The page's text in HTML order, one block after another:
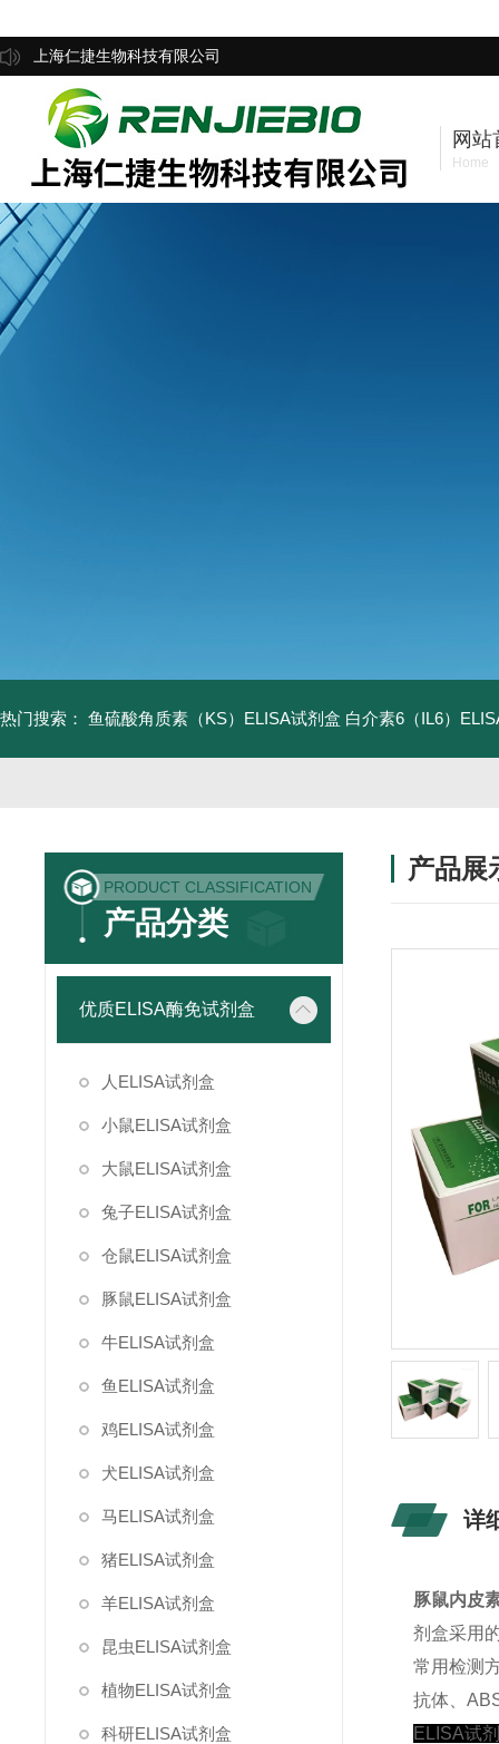
上海仁捷生物科技有限公司
网站
Home
热门搜索： 鱼硫酸角质素（KS）ELISA试剂盒 白介素6（IL6）
PRODUCT CLASSIFICATION
产品分类
优质ELISA酶免试剂盒
人ELISA试剂盒
小鼠ELISA试剂盒
大鼠ELISA试剂盒
兔子ELISA试剂盒
仓鼠ELISA试剂盒
豚鼠ELISA试剂盒
牛ELISA试剂盒
鱼ELISA试剂盒
鸡ELISA试剂盒
犬ELISA试剂盒
马ELISA试剂盒
猪ELISA试剂盒
羊ELISA试剂盒
昆虫ELISA试剂盒
植物ELISA试剂盒
科研ELISA试剂盒
产品展
详
豚鼠内皮
剂盒采用
常用检测
抗体、
ELISA试